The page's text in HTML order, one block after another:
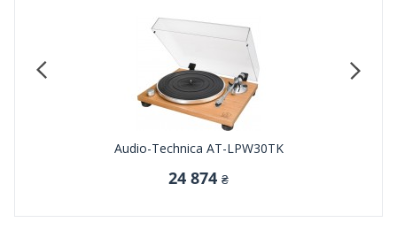
Audio-Technica AT-LPW30TK
24 874 ₴